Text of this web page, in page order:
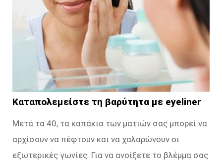
Καταπολεμείστε τη βαρύτητα με eyeliner
Μετά τα 40, τα καπάκια των ματιών σας μπορεί να
αρχίσουν να πέφτουν και να χαλαρώνουν οι
εξωτερικές γωνίες. Για να ανοίξετε το βλέμμα σας